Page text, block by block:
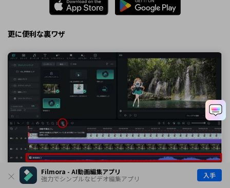
Filmora - AI動画編集アプリ
強力でシンプルなビデオ編集アプリ
入手
更に便利な裏ワザ